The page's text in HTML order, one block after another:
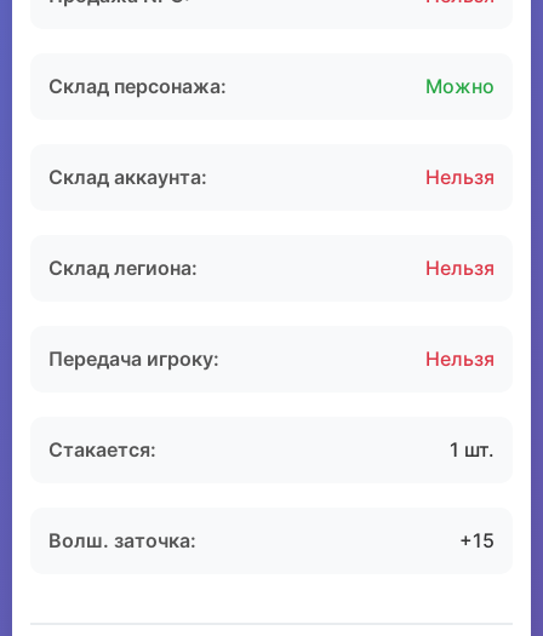
Склад персонажа: Можно
Склад аккаунта: Нельзя
Склад легиона: Нельзя
Передача игроку: Нельзя
Стакается: 1 шт.
Волш. заточка: +15